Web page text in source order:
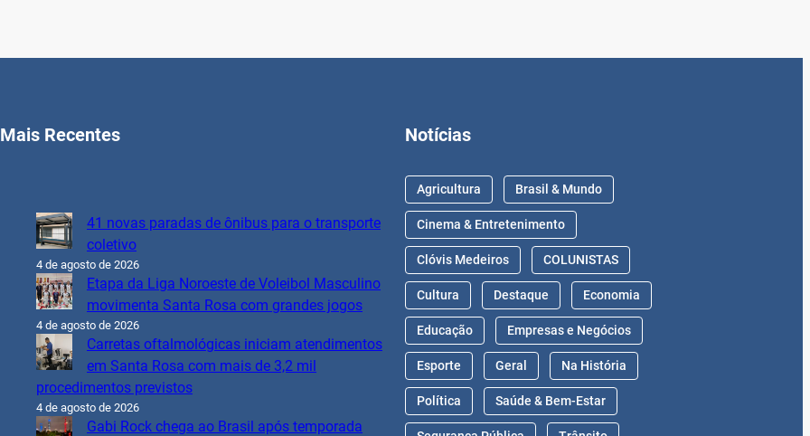
Mais Recentes
41 novas paradas de ônibus para o transporte
coletivo
4 de agosto de 2026
Etapa da Liga Noroeste de Voleibol Masculino
movimenta Santa Rosa com grandes jogos
4 de agosto de 2026
Carretas oftalmológicas iniciam atendimentos
em Santa Rosa com mais de 3,2 mil
procedimentos previstos
4 de agosto de 2026
Gabi Rock chega ao Brasil após temporada
Notícias
Agricultura Brasil & Mundo
Cinema & Entretenimento
Clóvis Medeiros COLUNISTAS
Cultura Destaque Economia
Educação Empresas e Negócios
Esporte Geral Na História
Política Saúde & Bem-Estar